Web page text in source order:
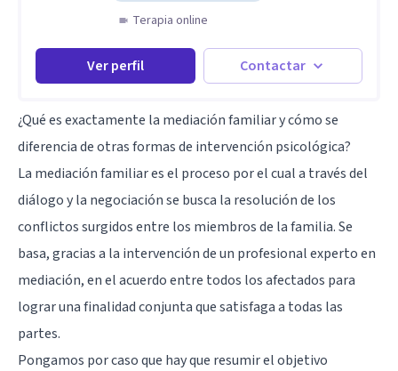
Terapia online
Ver perfil Contactar
¿Qué es exactamente la mediación familiar y cómo se
diferencia de otras formas de intervención psicológica?
La mediación familiar es el proceso por el cual a través del
diálogo y la negociación se busca la resolución de los
conflictossurgidos entre los miembros de la familia. Se
basa, gracias a la intervención de un profesional experto en
mediación, en el acuerdo entre todos los afectados para
lograr una finalidad conjunta que satisfaga a todas las
partes.
Pongamos por caso que hay que resumir el objetivo